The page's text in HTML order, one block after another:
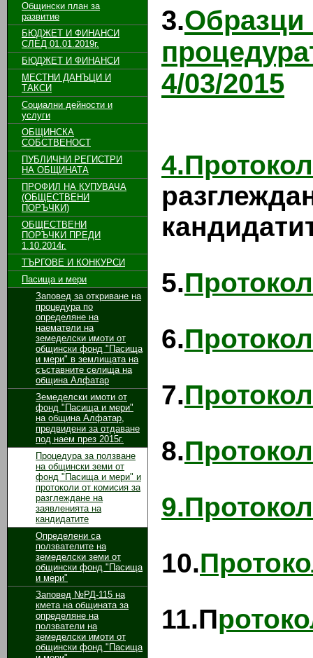
Общински план за
развитие
БЮДЖЕТ И ФИНАНСИ
СЛЕД 01.01.2019г.
БЮДЖЕТ И ФИНАНСИ
МЕСТНИ ДАНЪЦИ И
ТАКСИ
Социални дейности и
услуги
ОБЩИНСКА
СОБСТВЕНОСТ
ПУБЛИЧНИ РЕГИСТРИ
НА ОБЩИНАТА
ПРОФИЛ НА КУПУВАЧА
(ОБЩЕСТВЕНИ
ПОРЪЧКИ)
ОБЩЕСТВЕНИ
ПОРЪЧКИ ПРЕДИ
1.10.2014г.
ТЪРГОВЕ И КОНКУРСИ
Пасища и мери
Заповед за откриване на
процедура по
определяне на
наематели на
земеделски имоти от
общински фонд "Пасища
и мери" в землищата на
съставните селища на
община Алфатар
Земеделски имоти от
фонд "Пасища и мери"
на община Алфатар,
предвидени за отдаване
под наем през 2015г.
Процедура за ползване
на общински земи от
фонд "Пасища и мери" и
протоколи от комисия за
разглеждане на
заявленията на
кандидатите
Определени са
ползвателите на
земеделски земи от
общински фонд "Пасища
и мери"
Заповед №РД-115 на
кмета на общината за
определяне на
ползватели на
земеделски имоти от
общински фонд "Пасища
3.
4/03/2015
5.
6.
7.
8.
10.
11.П